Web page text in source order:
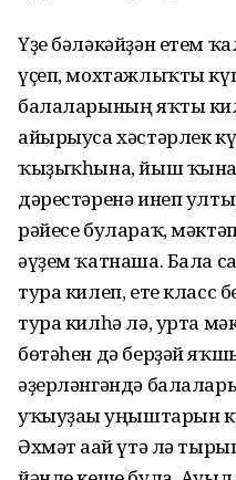
Үҙе бәләкәйҙән етем
үҫеп, мох­таж­лыҡты
балаларының яҡты
айырыуса хәстәрлек
ҡыҙыҡ­һына, йыш ҡына
дәрестәренә инеп
рәйесе булараҡ,
әүҙем ҡатнаша. Бала
тура килеп, ете класс
тура килһә лә, урта
бөтәһен дә берҙәй
әҙерләнгәндә
уҡыуҙағы уңыштарын
Әхмәт ағай үтә лә